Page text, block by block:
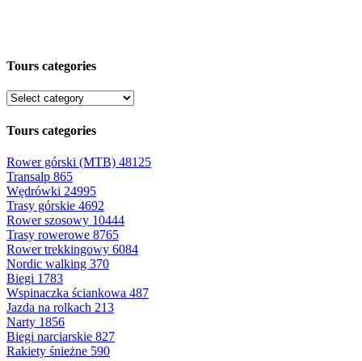
Tours categories
Tours categories
Rower górski (MTB) 48125
Transalp 865
Wędrówki 24995
Trasy górskie 4692
Rower szosowy 10444
Trasy rowerowe 8765
Rower trekkingowy 6084
Nordic walking 370
Biegi 1783
Wspinaczka ściankowa 487
Jazda na rolkach 213
Narty 1856
Biegi narciarskie 827
Rakiety śnieżne 590